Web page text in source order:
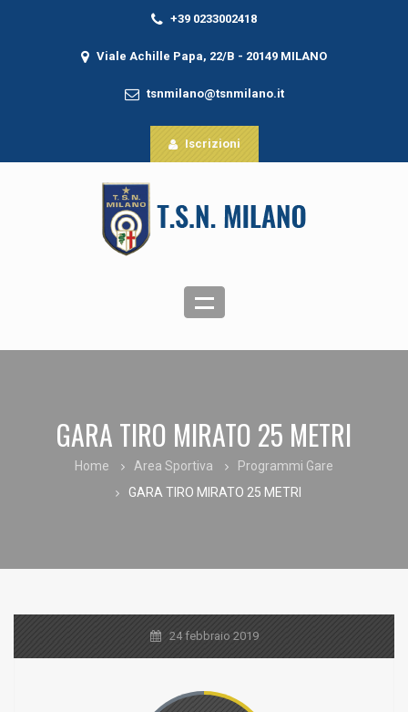
+39 0233002418
Viale Achille Papa, 22/B - 20149 MILANO
tsnmilano@tsnmilano.it
Iscrizioni
GARA TIRO MIRATO 25 METRI
Home Area Sportiva
Programmi Gare
GARA TIRO MIRATO 25 METRI
24 febbraio 2019